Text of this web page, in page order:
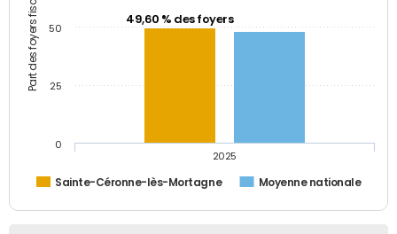
Part des foyers fiscaux (%) 49,60 % des foyers
Sainte-Céronne-lès-Mortagne Moyenne nationale
2025
0
25
50